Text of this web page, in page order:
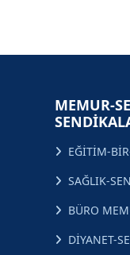
MEMUR-
EĞİTİM-
SAĞLIK-SEN
BÜRO
DİYANET-